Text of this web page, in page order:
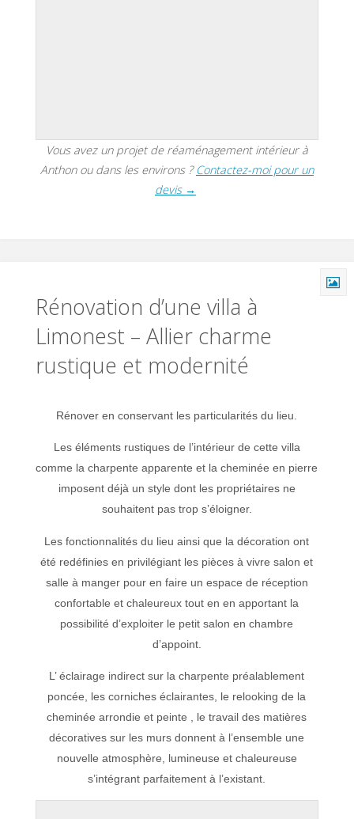
Vous avez un projet de réaménagement intérieur à
Anthon ou dans les environs ? Contactez-moi pour un
devis →
Rénovation d’une villa à
Limonest – Allier charme
rustique et modernité
Rénover en conservant les particularités du lieu.
Les éléments rustiques de l’intérieur de cette villa
comme la charpente apparente et la cheminée en pierre
imposent déjà un style dont les propriétaires ne
souhaitent pas trop s’éloigner.
Les fonctionnalités du lieu ainsi que la décoration ont
été redéfinies en privilégiant les pièces à vivre salon et
salle à manger pour en faire un espace de réception
confortable et chaleureux tout en en apportant la
possibilité d’exploiter le petit salon en chambre
d’appoint.
L’ éclairage indirect sur la charpente préalablement
poncée, les corniches éclairantes, le relooking de la
cheminée arrondie et peinte , le travail des matières
décoratives sur les murs donnent à l’ensemble une
nouvelle atmosphère, lumineuse et chaleureuse
s’intégrant parfaitement à l’existant.